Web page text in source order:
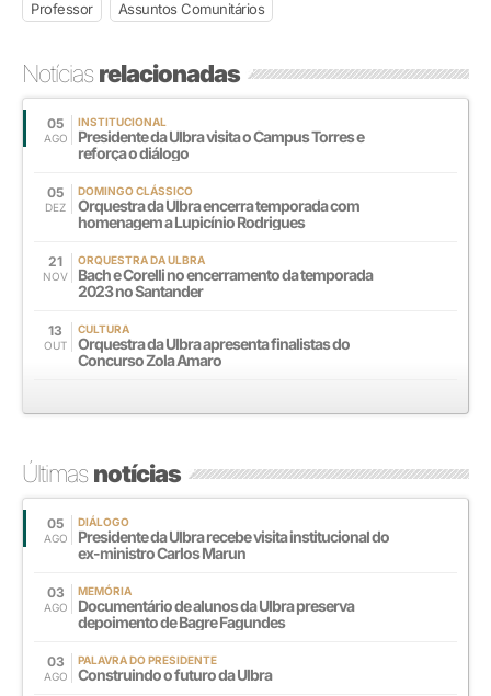
Professor Assuntos Comunitários
Notíciasrelacionadas
05
AGO
INSTITUCIONAL
Presidente da Ulbra visita o Campus Torres e
reforça o diálogo
05
DEZ
DOMINGO CLÁSSICO
Orquestra da Ulbra encerra temporada com
homenagem a Lupicínio Rodrigues
21
NOV
ORQUESTRA DA ULBRA
Bach e Corelli no encerramento da temporada
2023 no Santander
13
OUT
CULTURA
Orquestra da Ulbra apresenta finalistas do
Concurso Zola Amaro
Últimasnotícias
05
AGO
DIÁLOGO
Presidente da Ulbra recebe visita institucional do
ex-ministro Carlos Marun
03
AGO
MEMÓRIA
Documentário de alunos da Ulbra preserva
depoimento de Bagre Fagundes
03
AGO
PALAVRA DO PRESIDENTE
Construindo o futuro da Ulbra